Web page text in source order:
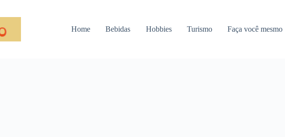
Home Bebidas Hobbies Turismo Faça você mesmo